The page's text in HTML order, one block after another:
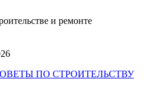
и ремонте
ПО СТРОИТЕЛЬСТВУ